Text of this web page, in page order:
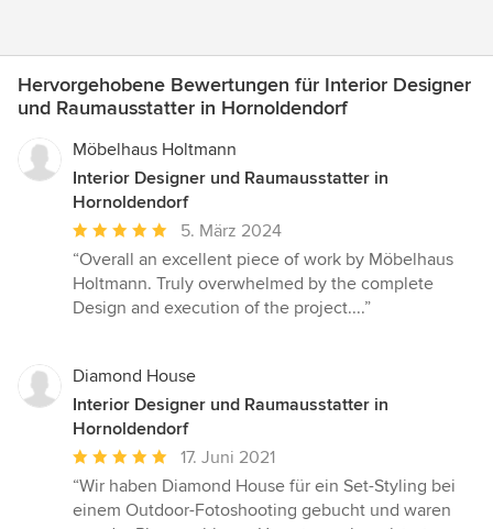
Hervorgehobene Bewertungen für Interior Designer
und Raumausstatter in Hornoldendorf
Möbelhaus Holtmann
Interior Designer und Raumausstatter in
Hornoldendorf
Durchschnittliche
Bewertung:
5
von
5. März 2024
“Overall an excellent piece of work by Möbelhaus
Holtmann. Truly overwhelmed by the complete
Design and execution of the project....”
Diamond House
Interior Designer und Raumausstatter in
Hornoldendorf
Durchschnittliche
Bewertung:
5
17. Juni 2021
“Wir haben Diamond House für ein Set-Styling bei
einem Outdoor-Fotoshooting gebucht und waren